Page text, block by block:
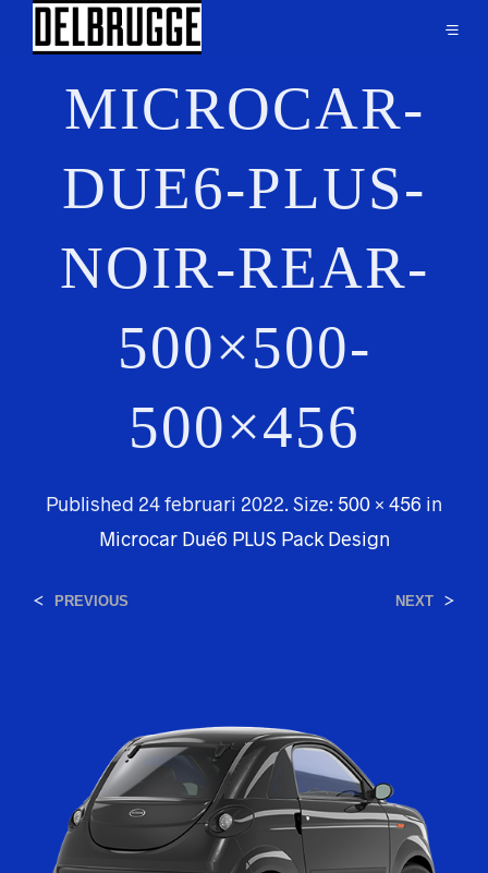
MICROCAR-
DUE6-PLUS-
NOIR-REAR-
500×500-
500×456
Published 24 februari 2022. Size: 500 × 456 in
Microcar Dué6 PLUS Pack Design
< PREVIOUS NEXT >